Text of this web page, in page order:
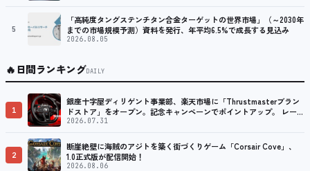
5
「高純度タングステンチタン合金ターゲットの世界市場」（～2030年
までの市場規模予測）資料を発行、年平均6.5%で成長する見込み
2026.08.05
🔥日間ランキングDAILY
1
銀座十字屋ディリゲント事業部、楽天市場に「Thrustmasterブラン
ドストア」をオープン。記念キャンペーンでポイントアップ。 レーシ
ング／フライトシム向けコントローラーを中心に、幅広くラインナッ
2026.07.31
2
断崖絶壁に海賊のアジトを築く街づくりゲーム「Corsair Cove」、
1.0正式版が配信開始！
2026.08.06